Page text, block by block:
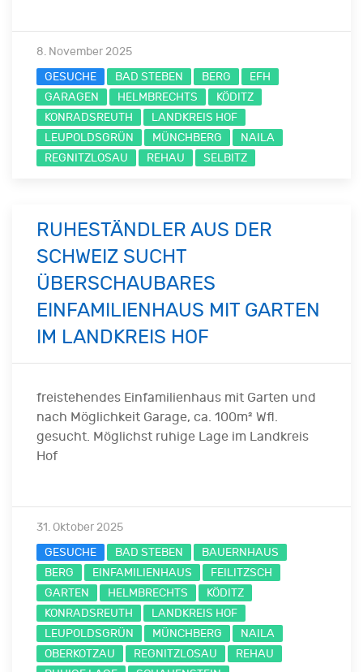
8. November 2025
GESUCHE
BAD STEBEN BERG
EFH
GARAGEN
HELMBRECHTS
KÖDITZ
KONRADSREUTH
LANDKREIS HOF
LEUPOLDSGRÜN
MÜNCHBERG
NAILA
REGNITZLOSAU
REHAU SELBITZ
RUHESTÄNDLER AUS DER
SCHWEIZ SUCHT
ÜBERSCHAUBARES
EINFAMILIENHAUS MIT GARTEN
IM LANDKREIS HOF
freistehendes Einfamilienhaus mit Garten und
nach Möglichkeit Garage, ca. 100m² Wfl.
gesucht. Möglichst ruhige Lage im Landkreis
Hof
31. Oktober 2025
GESUCHE
BAD STEBEN
BAUERNHAUS
BERG
EINFAMILIENHAUS
FEILITZSCH
GARTEN
HELMBRECHTS
KÖDITZ
KONRADSREUTH
LANDKREIS HOF
LEUPOLDSGRÜN
MÜNCHBERG
NAILA
OBERKOTZAU
REGNITZLOSAU
REHAU